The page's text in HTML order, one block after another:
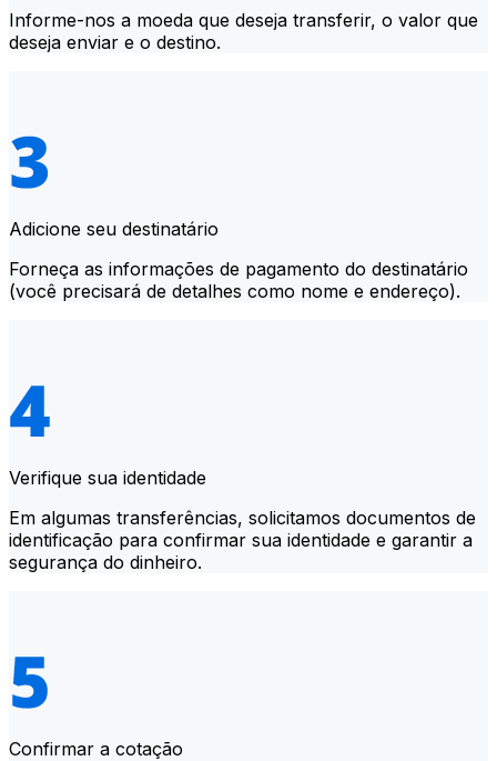
Informe-nos a moeda que deseja transferir, o valor que
deseja enviar e o destino.
Adicione seu destinatário
Forneça as informações de pagamento do destinatário
(você precisará de detalhes como nome e endereço).
Verifique sua identidade
Em algumas transferências, solicitamos documentos de
identificação para confirmar sua identidade e garantir a
segurança do dinheiro.
Confirmar a cotação